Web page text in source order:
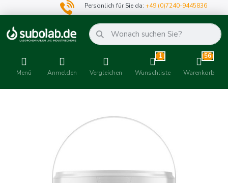
Persönlich für Sie da:+49 (0)7240-9445836
Menü Anmelden Vergleichen
1
Wunschliste
56
Warenkorb